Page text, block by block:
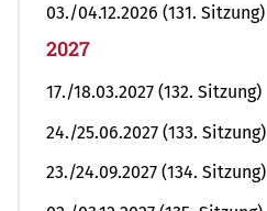
03./04.12.2026 (131. Sitzung)
2027
17./18.03.2027 (132. Sitzung)
24./25.06.2027 (133. Sitzung)
23./24.09.2027 (134. Sitzung)